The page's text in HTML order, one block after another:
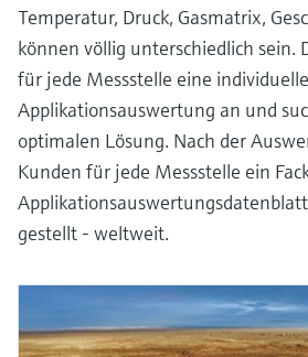
Temperatur, Druck, Gasmatrix,
können völlig unterschiedlich sein.
für jede Messstelle eine individuelle
Applikationsauswertung an und
optimalen Lösung. Nach der
Kunden für jede Messstelle ein
gestellt - weltweit.